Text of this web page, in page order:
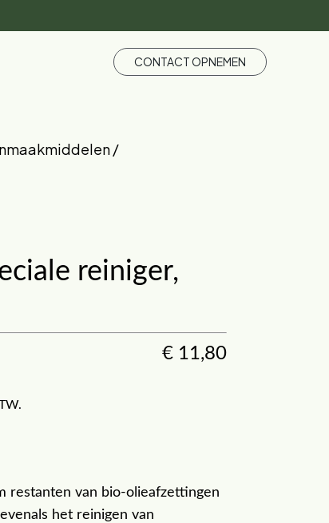
CONTACT OPNEMEN
/
reiniger,
€ 11,80
restanten van bio-olieafzettingen
het reinigen van